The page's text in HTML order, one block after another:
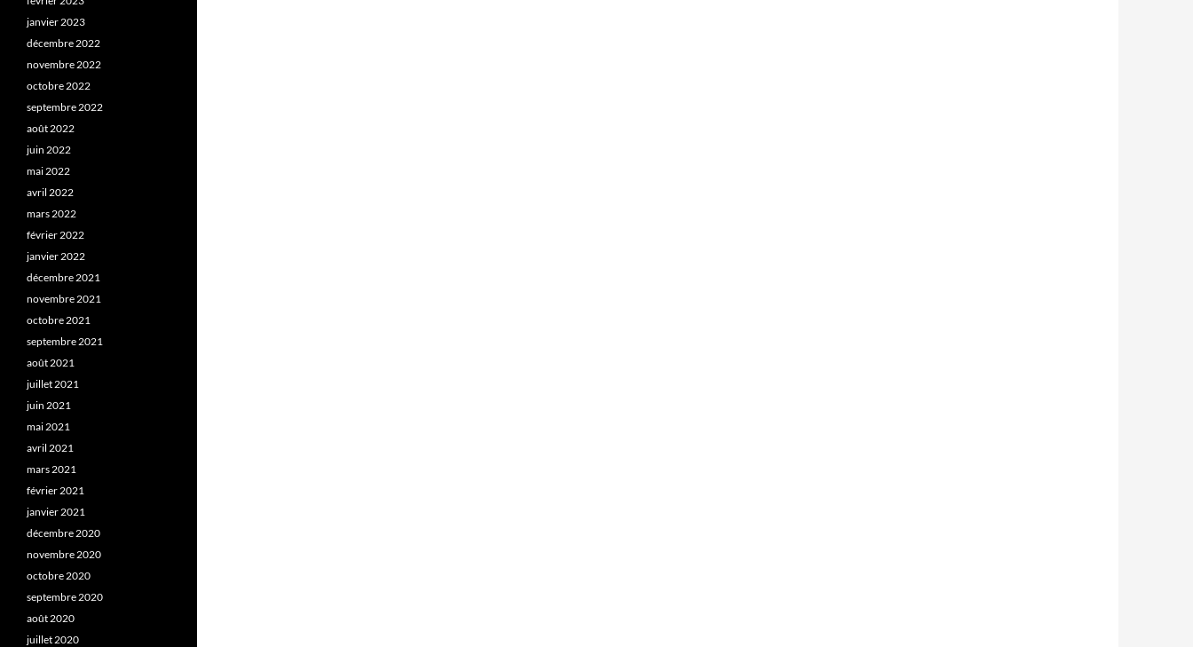
janvier 2023
décembre 2022
novembre 2022
octobre 2022
septembre 2022
août 2022
juin 2022
mai 2022
avril 2022
mars 2022
février 2022
janvier 2022
décembre 2021
novembre 2021
octobre 2021
septembre 2021
août 2021
juillet 2021
juin 2021
mai 2021
avril 2021
mars 2021
février 2021
janvier 2021
décembre 2020
novembre 2020
octobre 2020
septembre 2020
août 2020
juillet 2020